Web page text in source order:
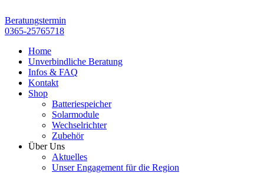
Inhalt
springen
Beratungstermin
0365-25765718
Home
Unverbindliche Beratung
Infos & FAQ
Kontakt
Shop
Batteriespeicher
Solarmodule
Wechselrichter
Zubehör
Über Uns
Aktuelles
Unser Engagement für die Region